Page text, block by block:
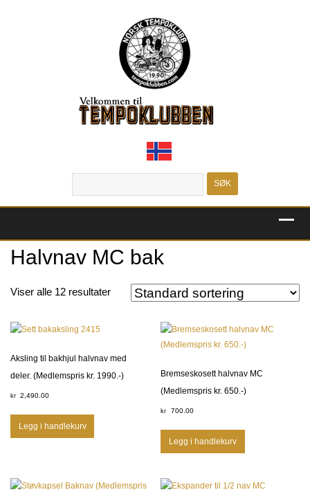
Halvnav MC bak
Viser alle 12 resultater
Aksling til bakhjul halvnav med
deler. (Medlemspris kr. 1990.-)
kr 2,490.00
Legg i handlekurv
Bremseskosett halvnav MC
(Medlemspris kr. 650.-)
kr 700.00
Legg i handlekurv